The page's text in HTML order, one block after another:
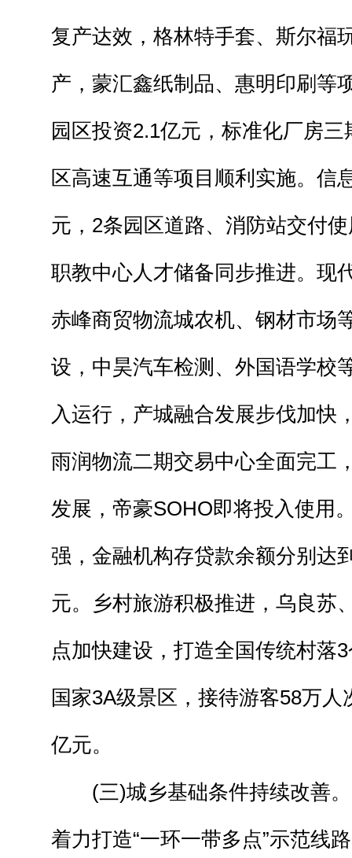
复产达效，格林特手套、斯尔福
产，蒙汇鑫纸制品、惠明印刷等
园区投资2.1亿元，标准化厂房
区高速互通等项目顺利实施。信
元，2条园区道路、消防站交付
职教中心人才储备同步推进。现
赤峰商贸物流城农机、钢材市场
设，中昊汽车检测、外国语学校
入运行，产城融合发展步伐加快
雨润物流二期交易中心全面完工
发展，帝豪SOHO即将投入使用
强，金融机构存贷款余额分别达
元。乡村旅游积极推进，乌良苏
点加快建设，打造全国传统村落
国家3A级景区，接待游客58万人
亿元。
(三)城乡基础条件持续改善。
着力打造“一环一带多点”示范线